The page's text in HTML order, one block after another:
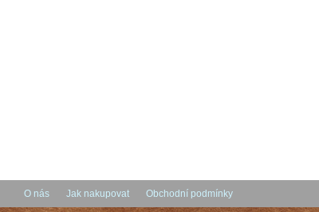
O nás Jak nakupovat Obchodní podmínky